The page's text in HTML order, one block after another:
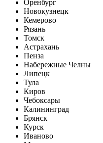
Оренбург
Новокузнецк
Кемерово
Рязань
Томск
Астрахань
Пенза
Набережные Челны
Липецк
Тула
Киров
Чебоксары
Калининград
Брянск
Курск
Иваново